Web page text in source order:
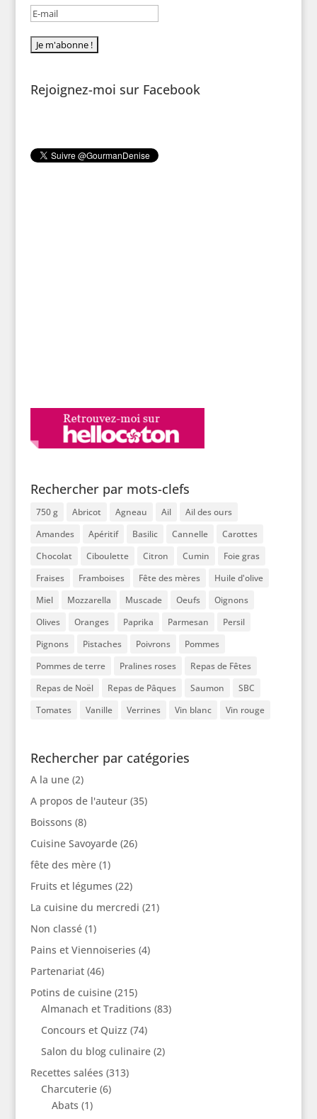
Rejoignez-moi sur Facebook
Rechercher par mots-clefs
750 g Abricot Agneau Ail
Ail des ours
Amandes
Apéritif Basilic Cannelle
Carottes
Chocolat
Ciboulette Citron Cumin
Foie gras
Fraises
Framboises Fête des mères
Huile d'olive
Miel
Mozzarella Muscade Oeufs
Oignons
Olives
Oranges Paprika Parmesan
Persil
Pignons
Pistaches Poivrons
Pommes
Pommes de terre
Pralines roses
Repas de Fêtes
Repas de Noël
Repas de Pâques Saumon
SBC
Tomates
Vanille Verrines Vin blanc Vin rouge
Rechercher par catégories
A la une(2)
A propos de l'auteur(35)
Boissons (8)
Cuisine Savoyarde(26)
fête des mère(1)
Fruits et légumes (22)
La cuisine du mercredi (21)
Non classé(1)
Pains et Viennoiseries (4)
Partenariat(46)
Potins de cuisine(215)
Almanach et Traditions (83)
Concours et Quizz (74)
Salon du blog culinaire(2)
Recettes salées (313)
Charcuterie(6)
Abats (1)